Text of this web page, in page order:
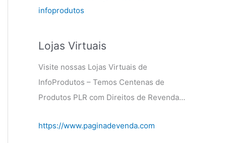
Lojas Virtuais
Visite nossas Lojas Virtuais de
InfoProdutos – Temos Centenas de
Produtos PLR com Direitos de Revenda…
https://www.paginadevenda.com